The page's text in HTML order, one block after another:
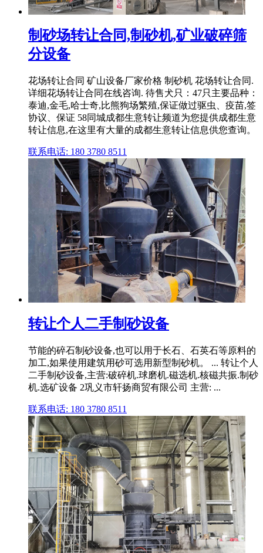
制砂场转让合同,制砂机,矿业破碎筛
分设备
花场转让合同 矿山设备厂家价格 制砂机 花场转让合同.
详细花场转让合同在线咨询. 待售犬只：47只主要品种：
泰迪,金毛,哈士奇,比熊狗场繁殖,保证做过驱虫、疫苗,签
协议、保证 58同城成都生意转让频道为您提供成都生意
转让信息,在这里有大量的成都生意转让信息供您查询。
联系电话: 180 3780 8511
转让个人二手制砂设备
节能的碎石制砂设备,也可以用于长石、石英石等原料的
加工,如果使用建筑用砂可选用新型制砂机。 ... 转让个人
二手制砂设备,主营:破碎机.球磨机.磁选机.核磁共振.制砂
机.选矿设备 2巩义市轩扬商贸有限公司 主营: ...
联系电话: 180 3780 8511